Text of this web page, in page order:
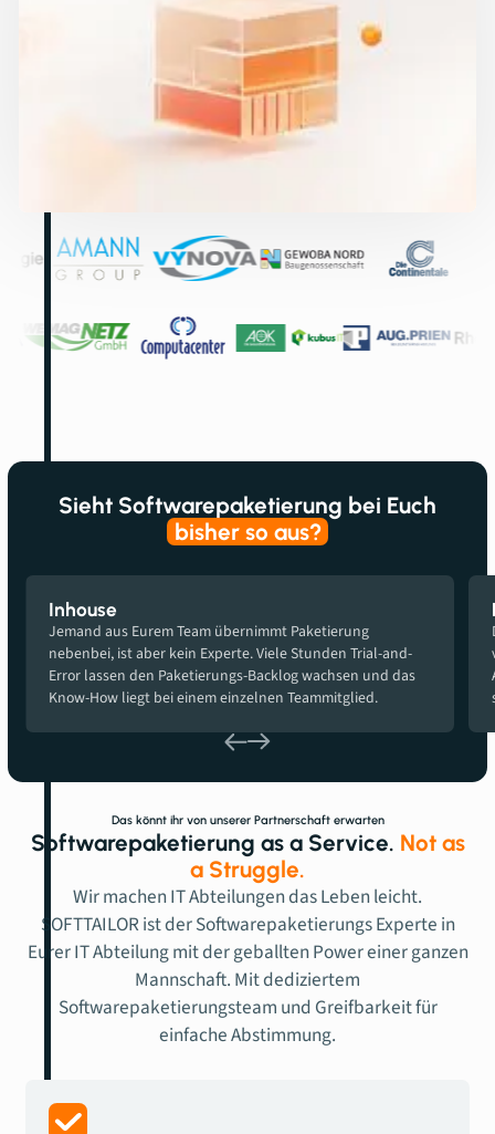
Sieht Softwarepaketierung bei Euch
bisher so aus?
Inhouse
Jemand aus Eurem Team übernimmt Paketierung
nebenbei, ist aber kein Experte. Viele Stunden Trial-and-
Error lassen den Paketierungs-Backlog wachsen und das
Know-How liegt bei einem einzelnen Teammitglied.
Das könnt ihr von unserer Partnerschaft erwarten
Softwarepaketierung as a Service. Not as
a Struggle.
Wir machen IT Abteilungen das Leben leicht.
SOFTTAILOR ist der Softwarepaketierungs Experte in
Eurer IT Abteilung mit der geballten Power einer ganzen
Mannschaft. Mit dediziertem
Softwarepaketierungsteam und Greifbarkeit für
einfache Abstimmung.